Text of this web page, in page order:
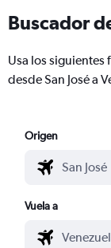
Buscador
Usa los siguientes
desde San José a
Origen
Vuela a